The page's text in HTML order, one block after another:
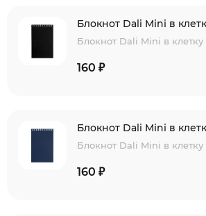
Блокнот Dali Mini в
Блокнот Dali Mini в клетку
160 ₽
Блокнот Dali Mini в
Блокнот Dali Mini в клетку
160 ₽